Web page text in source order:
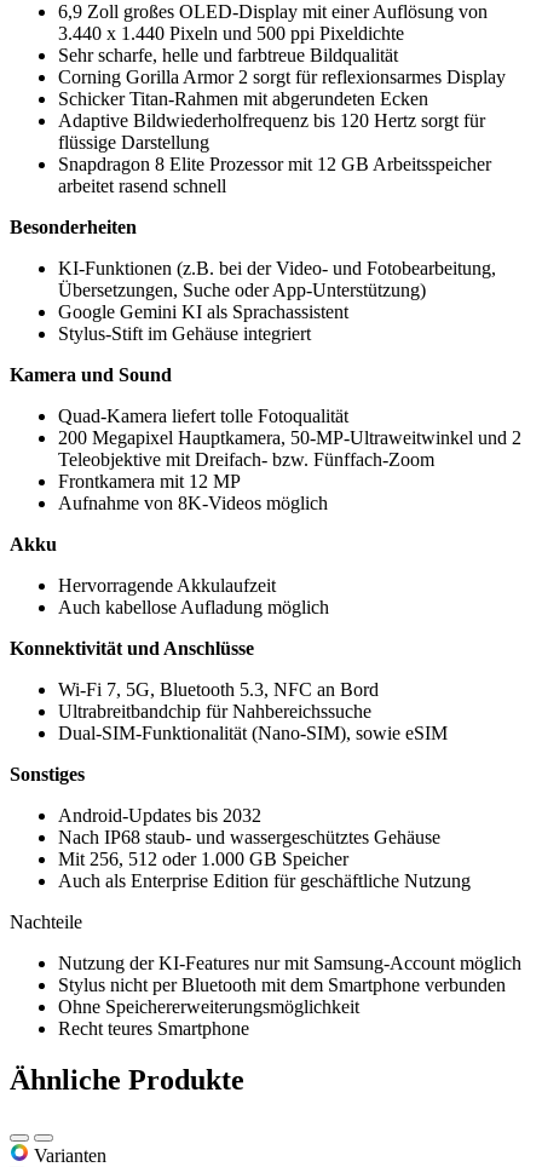
6,9 Zoll großes OLED-Display mit einer Auflösung von
3.440 x 1.440 Pixeln und 500 ppi Pixeldichte
Sehr scharfe, helle und farbtreue Bildqualität
Corning Gorilla Armor 2 sorgt für reflexionsarmes Display
Schicker Titan-Rahmen mit abgerundeten Ecken
Adaptive Bildwiederholfrequenz bis 120 Hertz sorgt für
flüssige Darstellung
Snapdragon 8 Elite Prozessor mit 12 GB Arbeitsspeicher
arbeitet rasend schnell
Besonderheiten
KI-Funktionen (z.B. bei der Video- und Fotobearbeitung,
Übersetzungen, Suche oder App-Unterstützung)
Google Gemini KI als Sprachassistent
Stylus-Stift im Gehäuse integriert
Kamera und Sound
Quad-Kamera liefert tolle Fotoqualität
200 Megapixel Hauptkamera, 50-MP-Ultraweitwinkel und 2
Teleobjektive mit Dreifach- bzw. Fünffach-Zoom
Frontkamera mit 12 MP
Aufnahme von 8K-Videos möglich
Akku
Hervorragende Akkulaufzeit
Auch kabellose Aufladung möglich
Konnektivität und Anschlüsse
Wi-Fi 7, 5G, Bluetooth 5.3, NFC an Bord
Ultrabreitbandchip für Nahbereichssuche
Dual-SIM-Funktionalität (Nano-SIM), sowie eSIM
Sonstiges
Android-Updates bis 2032
Nach IP68 staub- und wassergeschütztes Gehäuse
Mit 256, 512 oder 1.000 GB Speicher
Auch als Enterprise Edition für geschäftliche Nutzung
Nachteile
Nutzung der KI-Features nur mit Samsung-Account möglich
Stylus nicht per Bluetooth mit dem Smartphone verbunden
Ohne Speichererweiterungsmöglichkeit
Recht teures Smartphone
Ähnliche Produkte
Varianten